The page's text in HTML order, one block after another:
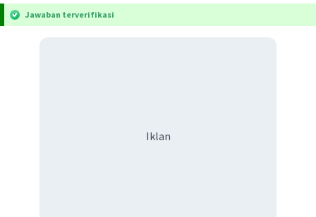
Jawaban terverifikasi
Iklan